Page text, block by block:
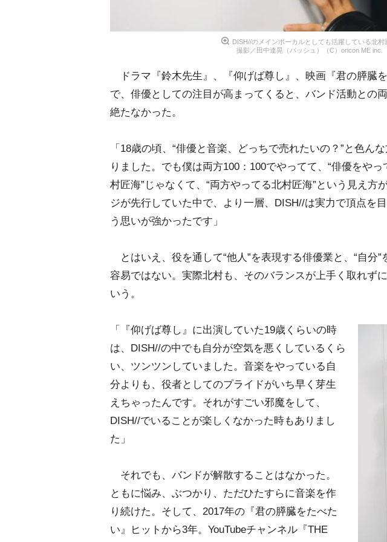
DISH//のメインボーカルとしても活躍している北村
撮影／田中達晃（パッシュ）（C）oricon ME inc.
ドラマ『鈴木先生』、『仰げば尊し』、映画『君の膵臓
で、俳優としての注目が高まってくると、バンド活動との
絶たなかった。
「18歳の頃、“俳優と音楽、どっちで売れたいの？”と色ん
りました。でも僕は両方100：100でやってて、“俳優をや
村匠海”じゃなくて、“両方やってる北村匠海”という見え方
ジが先行していた中で、より一層、DISH//は実力で頂点を
う思いが強かったです」
とはいえ、役を通して“他人”を表現する俳優業と、“自分
容易ではない。実際北村も、そのバランスが上手く取れず
いう。
「『仰げば尊し』に出演していた19歳くらいの時
は、DISH//の中でも自分が空気を悪くしているくら
い、ツンツンしていました。音楽をやっている自
分よりも、役者としてのプライドがいち早く芽生
えちゃったんです。それがすごい邪魔をして、
DISH//でいることが楽しくなかった時もありまし
た」
それでも、バンドが解散することはなかった。
ともに悩み、ぶつかり、ただひたすらに音楽を作
り続けた。そして、2017年の『君の膵臓をたべた
い』ヒットから3年。YouTubeチャンネル『THE